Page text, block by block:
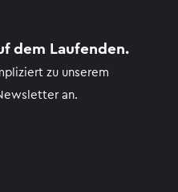
dem Laufenden.
zu unserem
an.